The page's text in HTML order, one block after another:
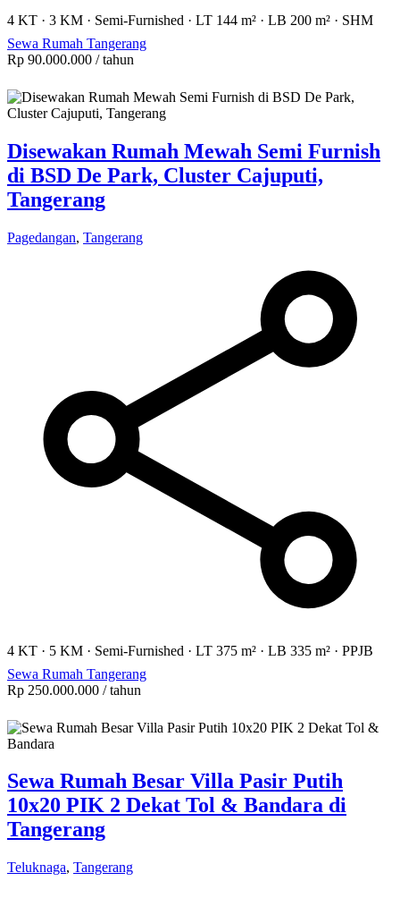
4 KT · 3 KM · Semi-Furnished · LT 144 m² · LB 200 m² · SHM
Sewa Rumah Tangerang
Rp 90.000.000 / tahun
Disewakan Rumah Mewah Semi Furnish
di BSD De Park, Cluster Cajuputi,
Tangerang
Pagedangan, Tangerang
4 KT · 5 KM · Semi-Furnished · LT 375 m² · LB 335 m² · PPJB
Sewa Rumah Tangerang
Rp 250.000.000 / tahun
Sewa Rumah Besar Villa Pasir Putih
10x20 PIK 2 Dekat Tol & Bandara di
Tangerang
Teluknaga, Tangerang